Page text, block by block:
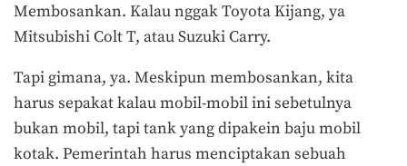
Membosankan. Kalau nggak Toyota Kijang, ya
Mitsubishi Colt T, atau Suzuki Carry.
Tapi gimana, ya. Meskipun membosankan, kita
harus sepakat kalau mobil-mobil ini sebetulnya
bukan mobil, tapi tank yang dipakein baju mobil
kotak. Pemerintah harus menciptakan sebuah